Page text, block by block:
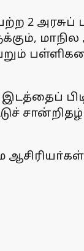
2 அரசுப்
மாநில
சான்றிதழ்